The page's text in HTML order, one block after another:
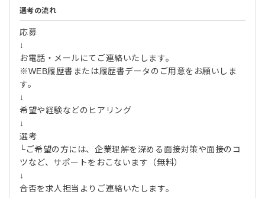
選考の流れ
応募
↓
お電話・メールにてご連絡いたします。
※WEB履歴書または履歴書データのご用意をお願いしま
す。
↓
希望や経験などのヒアリング
↓
選考
└ご希望の方には、企業理解を深める面接対策や面接のコ
ツなど、サポートをおこないます（無料）
↓
合否を求人担当よりご連絡いたします。